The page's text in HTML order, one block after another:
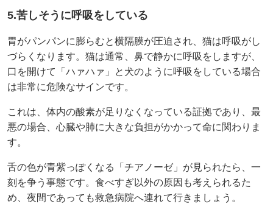
5.苦しそうに呼吸をしている
胃がパンパンに膨らむと横隔膜が圧迫され、猫は呼吸がし
づらくなります。猫は通常、鼻で静かに呼吸をしますが、
口を開けて「ハァハァ」と犬のように呼吸をしている場合
は非常に危険なサインです。
これは、体内の酸素が足りなくなっている証拠であり、最
悪の場合、心臓や肺に大きな負担がかかって命に関わりま
す。
舌の色が青紫っぽくなる「チアノーゼ」が見られたら、一
刻を争う事態です。食べすぎ以外の原因も考えられるた
め、夜間であっても救急病院へ連れて行きましょう。